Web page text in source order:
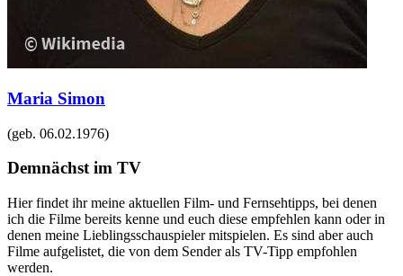
Maria Simon
(geb. 06.02.1976)
Demnächst im TV
Hier findet ihr meine aktuellen Film- und Fernsehtipps, bei denen
ich die Filme bereits kenne und euch diese empfehlen kann oder in
denen meine Lieblingsschauspieler mitspielen. Es sind aber auch
Filme aufgelistet, die von dem Sender als TV-Tipp empfohlen
werden.